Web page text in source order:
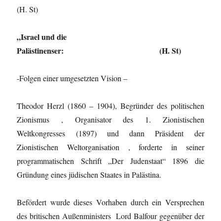
(H. St)
„Israel und die
Palästinenser: (H. St)
-Folgen einer umgesetzten Vision –
Theodor Herzl (1860 – 1904), Begründer des politischen
Zionismus , Organisator des 1. Zionistischen
Weltkongresses (1897) und dann Präsident der
Zionistischen Weltorganisation , forderte in seiner
programmatischen Schrift „Der Judenstaat“ 1896 die
Gründung eines jüdischen Staates in Palästina.
Befördert wurde dieses Vorhaben durch ein Versprechen
des britischen Außenministers Lord Balfour gegenüber der